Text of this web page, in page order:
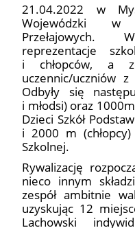
21.04.2022 w
Wojewódzki w
Przełajowych.
reprezentacje
i chłopców, a
uczennic/uczniów
Odbyły się
i młodsi) oraz
Dzieci Szkół
i 2000 m
Szkolnej.
Rywalizację
nieco innym
zespół ambitnie
uzyskując 12
Lachowski